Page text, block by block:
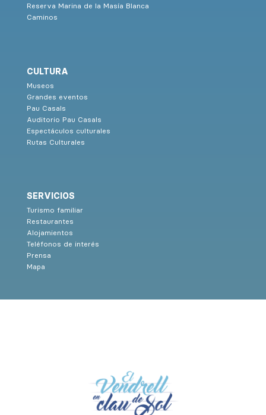
Reserva Marina de la Masía Blanca
Caminos
CULTURA
Museos
Grandes eventos
Pau Casals
Auditorio Pau Casals
Espectáculos culturales
Rutas Culturales
SERVICIOS
Turismo familiar
Restaurantes
Alojamientos
Teléfonos de interés
Prensa
Mapa